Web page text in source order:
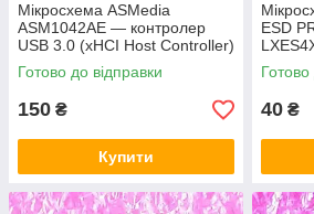
Мікросхема ASMedia
ASM1042AE — контролер
USB 3.0 (xHCI Host Controller)
Готово до відправки
150 ₴
Купити
ESD
msop8
Готово
40 ₴